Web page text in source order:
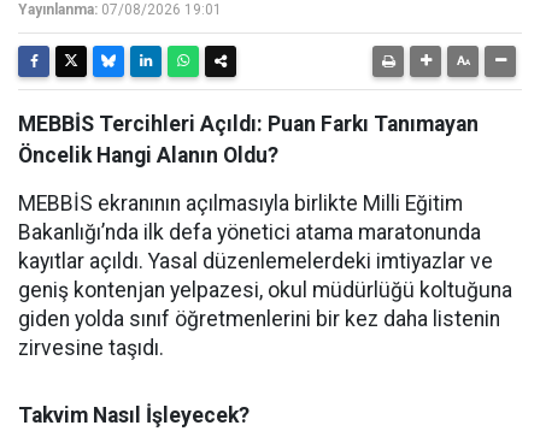
Yayınlanma: 07/08/2026 19:01
MEBBİS Tercihleri Açıldı: Puan Farkı Tanımayan
Öncelik Hangi Alanın Oldu?
MEBBİS ekranının açılmasıyla birlikte Milli Eğitim
Bakanlığı’nda ilk defa yönetici atama maratonunda
kayıtlar açıldı. Yasal düzenlemelerdeki imtiyazlar ve
geniş kontenjan yelpazesi, okul müdürlüğü koltuğuna
giden yolda sınıf öğretmenlerini bir kez daha listenin
zirvesine taşıdı.
Takvim Nasıl İşleyecek?